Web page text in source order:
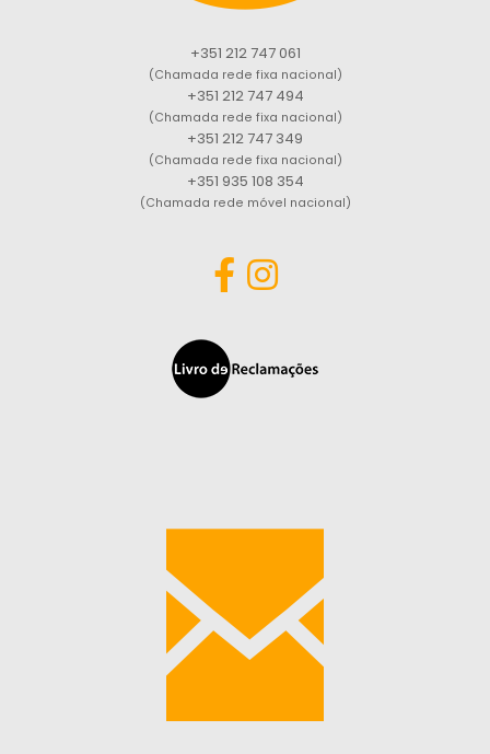
+351 212 747 061
(Chamada rede fixa nacional)
+351 212 747 494
(Chamada rede fixa nacional)
+351 212 747 349
(Chamada rede fixa nacional)
+351 935 108 354
(Chamada rede móvel nacional)